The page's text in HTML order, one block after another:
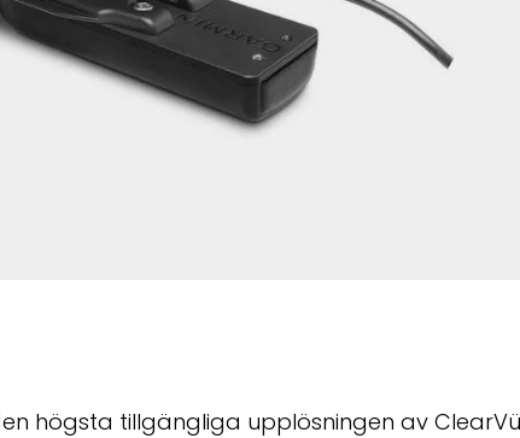
högsta tillgängliga upplösningen av